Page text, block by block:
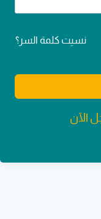
نسيت كلمة السر؟
الآن